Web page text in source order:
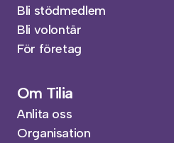
Bli stödmedlem
Bli volontär
För företag
Om Tilia
Anlita oss
Organisation